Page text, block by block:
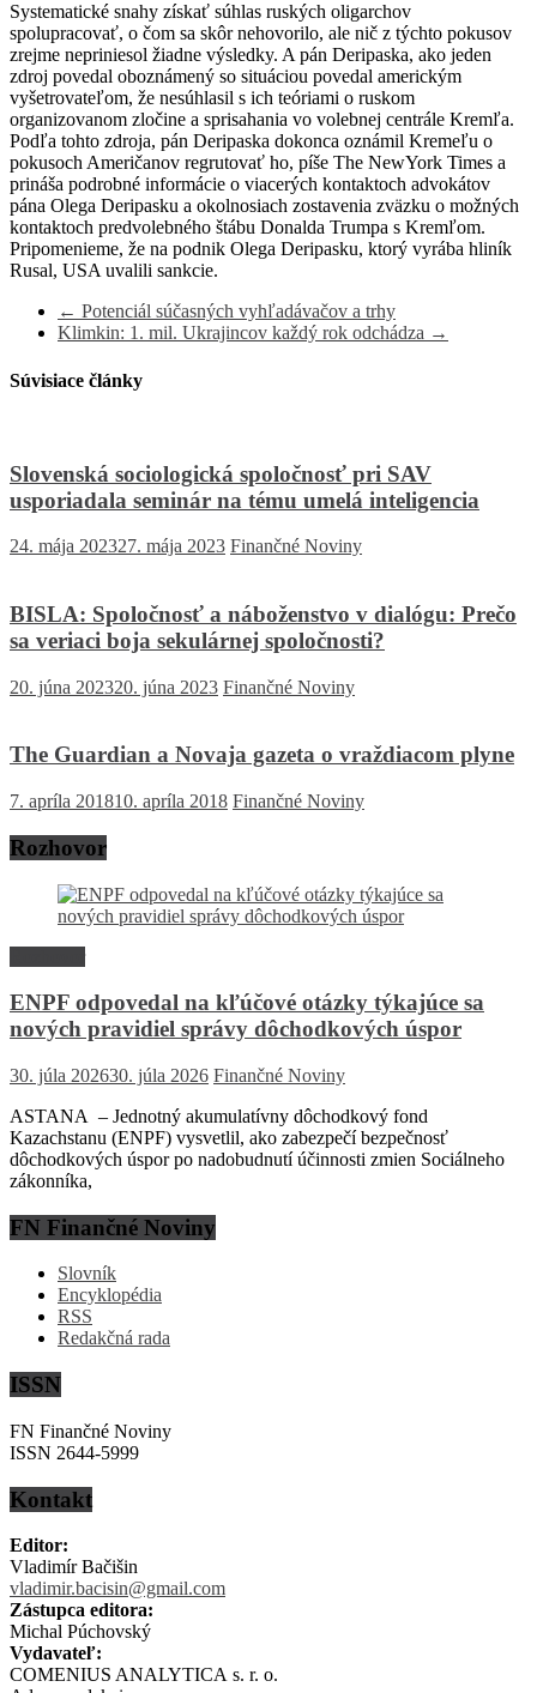
Systematické snahy získať súhlas ruských oligarchov
spolupracovať, o čom sa skôr nehovorilo, ale nič z týchto pokusov
zrejme nepriniesol žiadne výsledky. A pán Deripaska, ako jeden
zdroj povedal oboznámený so situáciou povedal americkým
vyšetrovateľom, že nesúhlasil s ich teóriami o ruskom
organizovanom zločine a sprisahania vo volebnej centrále Kremľa.
Podľa tohto zdroja, pán Deripaska dokonca oznámil Kremeľu o
pokusoch Američanov regrutovať ho, píše The NewYork Times a
prináša podrobné informácie o viacerých kontaktoch advokátov
pána Olega Deripasku a okolnosiach zostavenia zväzku o možných
kontaktoch predvolebného štábu Donalda Trumpa s Kremľom.
Pripomenieme, že na podnik Olega Deripasku, ktorý vyrába hliník
Rusal, USA uvalili sankcie.
← Potenciál súčasných vyhľadávačov a trhy
Klimkin: 1. mil. Ukrajincov každý rok odchádza →
Súvisiace články
Slovenská sociologická spoločnosť pri SAV
usporiadala seminár na tému umelá inteligencia
24. mája 202327. mája 2023 Finančné Noviny
BISLA: Spoločnosť a náboženstvo v dialógu: Prečo
sa veriaci boja sekulárnej spoločnosti?
20. júna 202320. júna 2023 Finančné Noviny
The Guardian a Novaja gazeta o vraždiacom plyne
7. apríla 201810. apríla 2018 Finančné Noviny
Rozhovor
ENPF odpovedal na kľúčové otázky týkajúce sa
nových pravidiel správy dôchodkových úspor
30. júla 202630. júla 2026 Finančné Noviny
ASTANA – Jednotný akumulatívny dôchodkový fond
Kazachstanu (ENPF) vysvetlil, ako zabezpečí bezpečnosť
dôchodkových úspor po nadobudnutí účinnosti zmien Sociálneho
zákonníka,
FN Finančné Noviny
Slovník
Encyklopédia
RSS
Redakčná rada
ISSN
FN Finančné Noviny
ISSN 2644-5999
Kontakt
Editor:
Vladimír Bačišin
vladimir.bacisin@gmail.com
Zástupca editora:
Michal Púchovský
Vydavateľ:
COMENIUS ANALYTICA s. r. o.